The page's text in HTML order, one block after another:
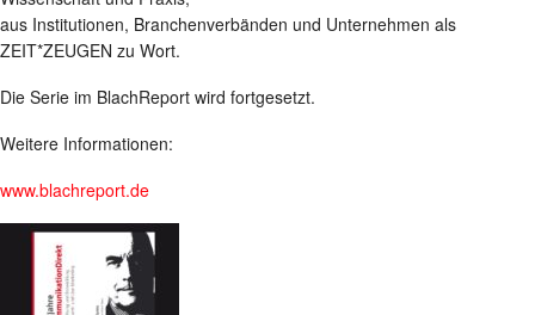
aus Institutionen, Branchenverbänden und Unternehmen als
ZEIT*ZEUGEN zu Wort.
Die Serie im BlachReport wird fortgesetzt.
Weitere Informationen:
www.blachreport.de